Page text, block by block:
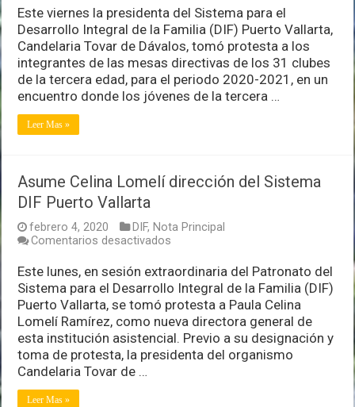
protesta
comités
de
los
grupos
de
la
tercera
Este viernes la presidenta del Sistema para el
Desarrollo Integral de la Familia (DIF) Puerto Vallarta,
Candelaria Tovar de Dávalos, tomó protesta a los
integrantes de las mesas directivas de los 31 clubes
de la tercera edad, para el periodo 2020-2021, en un
encuentro donde los jóvenes de la tercera …
Leer Mas »
Asume Celina Lomelí dirección del Sistema
DIF Puerto Vallarta
febrero 4, 2020 DIF, Nota Principal
Comentarios desactivados
Celina
Lomelí
dirección
del
Sistema
DIF
Puerto
Vallarta
Este lunes, en sesión extraordinaria del Patronato del
Sistema para el Desarrollo Integral de la Familia (DIF)
Puerto Vallarta, se tomó protesta a Paula Celina
Lomelí Ramírez, como nueva directora general de
esta institución asistencial. Previo a su designación y
toma de protesta, la presidenta del organismo
Candelaria Tovar de …
Leer Mas »